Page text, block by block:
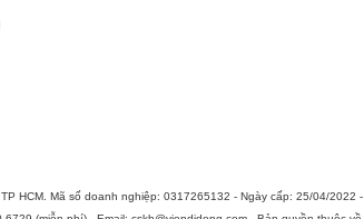
HCM. Mã số doanh nghiệp: 0317265132 - Ngày cấp: 25/04/2022 -